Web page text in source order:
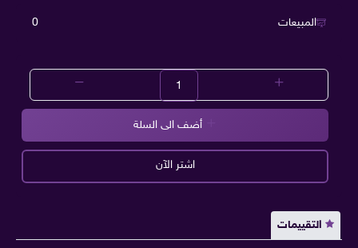
المبيعات 0
اشتر الآن
التقييمات